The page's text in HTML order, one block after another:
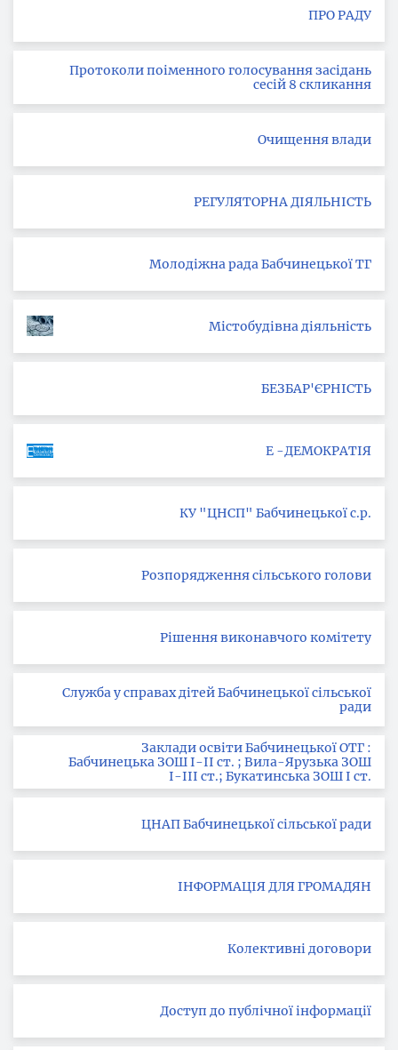
ПРО РАДУ
Протоколи поіменного голосування засідань
сесій 8 скликання
Очищення влади
РЕГУЛЯТОРНА ДІЯЛЬНІСТЬ
Молодіжна рада Бабчинецької ТГ
Містобудівна діяльність
БЕЗБАР'ЄРНІСТЬ
Е -ДЕМОКРАТІЯ
КУ "ЦНСП" Бабчинецької с.р.
Розпорядження сільського голови
Рішення виконавчого комітету
Служба у справах дітей Бабчинецької сільської
ради
Заклади освіти Бабчинецької ОТГ :
Бабчинецька ЗОШ І-ІІ ст. ; Вила-Ярузька ЗОШ
І-ІІІ ст.; Букатинська ЗОШ І ст.
ЦНАП Бабчинецької сільської ради
ІНФОРМАЦІЯ ДЛЯ ГРОМАДЯН
Колективні договори
Доступ до публічної інформації